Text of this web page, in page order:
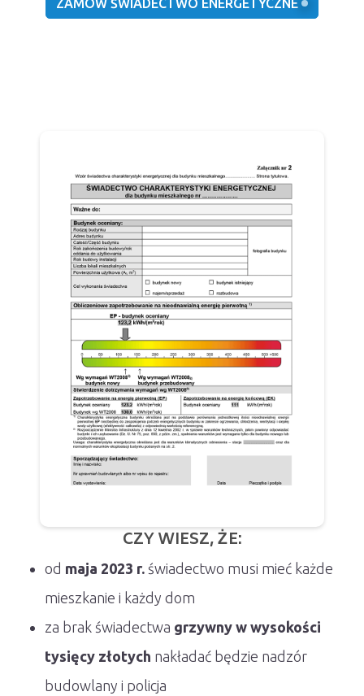
ZAMÓW ŚWIADECTWO ENERGETYCZNE
CZY WIESZ, ŻE:
od maja 2023 r. świadectwo musi mieć każde
mieszkanie i każdy dom
za brak świadectwa grzywny w wysokości
tysięcy złotych nakładać będzie nadzór
budowlany i policja